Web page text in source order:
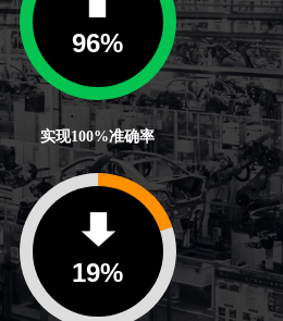
100%
实现100%准确率
20%